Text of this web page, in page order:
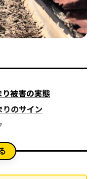
被害の実態
りのサイン
グ
請サポート